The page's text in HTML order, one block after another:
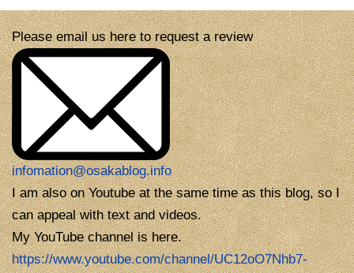
Please email us here to request a review
infomation@osakablog.info
I am also on Youtube at the same time as this blog, so I
can appeal with text and videos.
My YouTube channel is here.
https://www.youtube.com/channel/UC12oO7Nhb7-